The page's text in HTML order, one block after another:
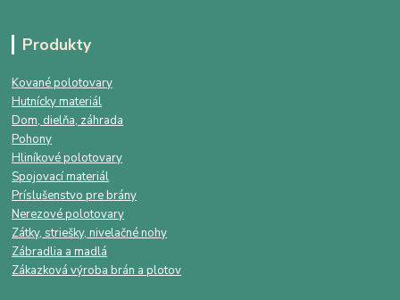
Produkty
Kované polotovary
Hutnícky materiál
Dom, dielňa, záhrada
Pohony
Hliníkové polotovary
Spojovací materiál
Príslušenstvo pre brány
Nerezové polotovary
Zátky, striešky, nivelačné nohy
Zábradlia a madlá
Zákazková výroba brán a plotov